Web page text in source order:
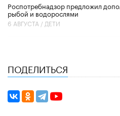
Роспотребнадзор предложил
рыбой и водорослями
6 АВГУСТА / ДЕТИ
ПОДЕЛИТЬСЯ